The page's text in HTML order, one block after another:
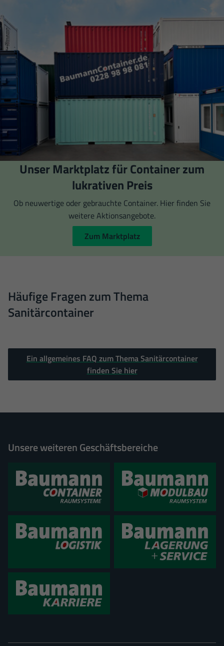
Unser Marktplatz für Container zum
lukrativen Preis
Ob neuwertige oder gebrauchte Container. Hier finden Sie
weitere Aktionsangebote.
Zum Marktplatz
Häufige Fragen zum Thema
Sanitärcontainer
Ein allgemeines FAQ zum Thema Sanitärcontainer
finden Sie hier
Unsere weiteren Geschäftsbereiche